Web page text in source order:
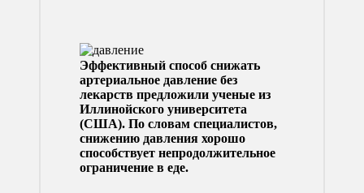
Эффективный способ снижать
артериальное давление без
лекарств предложили ученые из
Иллинойского университета
(США). По словам специалистов,
снижению давления хорошо
способствует непродолжительное
ограничение в еде.